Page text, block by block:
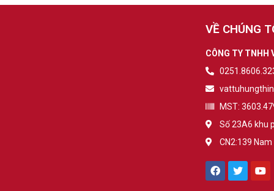
VỀ CHÚNG
CÔNG TY TNHH
MST:
Số 23A6 khu
CN2:139